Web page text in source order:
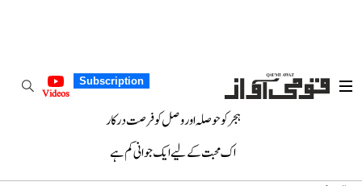
Subscription
Videos
ہجر کو حوصلہ اور وصل کو فرصت درکار
اک محبت کے لیے ایک جوانی کم ہے